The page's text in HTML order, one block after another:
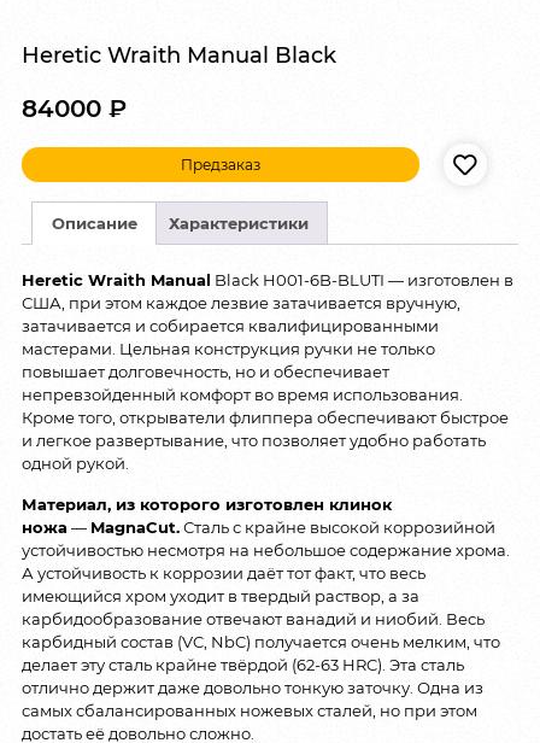
Heretic Wraith Manual Black
84000 ₽
Предзаказ
Описание Характеристики
Heretic Wraith Manual Black H001-6B-BLUTI — изготовлен в
США, при этом каждое лезвие затачивается вручную,
затачивается и собирается квалифицированными
мастерами. Цельная конструкция ручки не только
повышает долговечность, но и обеспечивает
непревзойденный комфорт во время использования.
Кроме того, открыватели флиппера обеспечивают быстрое
и легкое развертывание, что позволяет удобно работать
одной рукой.
Материал, из которого изготовлен клинок
ножа — MagnaCut.Сталь с крайне высокой коррозийной
устойчивостью несмотря на небольшое содержание хрома.
А устойчивость к коррозии даёт тот факт, что весь
имеющийся хром уходит в твердый раствор, а за
карбидообразование отвечают ванадий и ниобий. Весь
карбидный состав (VC, NbC) получается очень мелким, что
делает эту сталь крайне твёрдой (62-63 HRC). Эта сталь
отлично держит даже довольно тонкую заточку. Одна из
самых сбалансированных ножевых сталей, но при этом
достать её довольно сложно.